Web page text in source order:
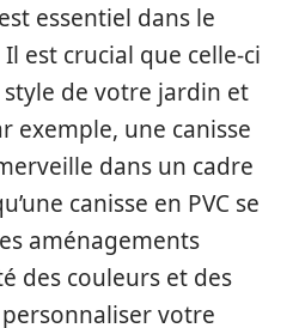
essentiel dans le
Il est crucial que celle-ci
style de votre jardin et
exemple, une canisse
dans un cadre
canisse en PVC se
aménagements
des couleurs et des
votre